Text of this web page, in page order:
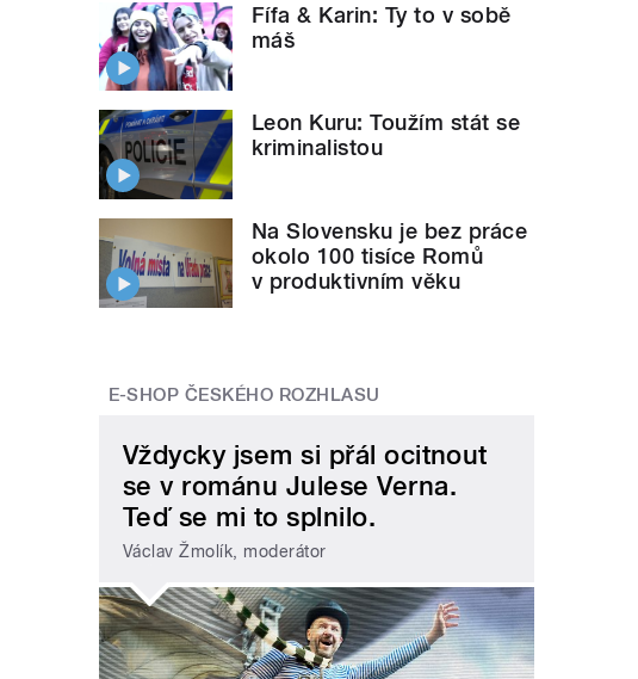
Fífa & Karin: Ty to v sobě
máš
Leon Kuru: Toužím stát se
kriminalistou
Na Slovensku je bez práce
okolo 100 tisíce Romů
v produktivním věku
E-SHOP ČESKÉHO ROZHLASU
Vždycky jsem si přál ocitnout
se v románu Julese Verna.
Teď se mi to splnilo.
Václav Žmolík, moderátor